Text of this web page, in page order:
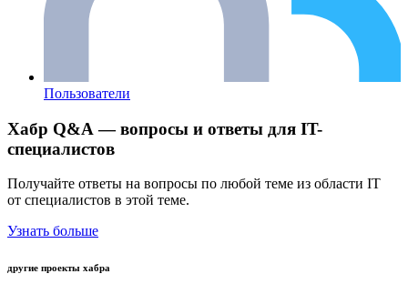
Пользователи
Хабр Q&A — вопросы и ответы для IT-
специалистов
Получайте ответы на вопросы по любой теме из области IT
от специалистов в этой теме.
Узнать больше
другие проекты хабра